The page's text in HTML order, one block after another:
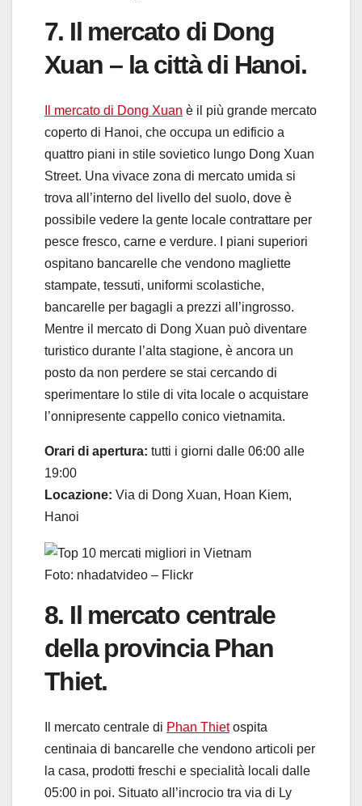
7. Il mercato di Dong
Xuan – la città di Hanoi.
Il mercato di Dong Xuan è il più grande mercato
coperto di Hanoi, che occupa un edificio a
quattro piani in stile sovietico lungo Dong Xuan
Street. Una vivace zona di mercato umida si
trova all’interno del livello del suolo, dove è
possibile vedere la gente locale contrattare per
pesce fresco, carne e verdure. I piani superiori
ospitano bancarelle che vendono magliette
stampate, tessuti, uniformi scolastiche,
bancarelle per bagagli a prezzi all’ingrosso.
Mentre il mercato di Dong Xuan può diventare
turistico durante l’alta stagione, è ancora un
posto da non perdere se stai cercando di
sperimentare lo stile di vita locale o acquistare
l’onnipresente cappello conico vietnamita.
Orari di apertura: tutti i giorni dalle 06:00 alle
19:00
Locazione: Via di Dong Xuan, Hoan Kiem,
Hanoi
Foto: nhadatvideo – Flickr
8. Il mercato centrale
della provincia Phan
Thiet.
Il mercato centrale di Phan Thietospita
centinaia di bancarelle che vendono articoli per
la casa, prodotti freschi e specialità locali dalle
05:00 in poi. Situato all’incrocio tra via di Ly